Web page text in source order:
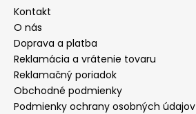
Kontakt
O nás
Doprava a platba
Reklamácia a vrátenie tovaru
Reklamačný poriadok
Obchodné podmienky
Podmienky ochrany osobných údajov